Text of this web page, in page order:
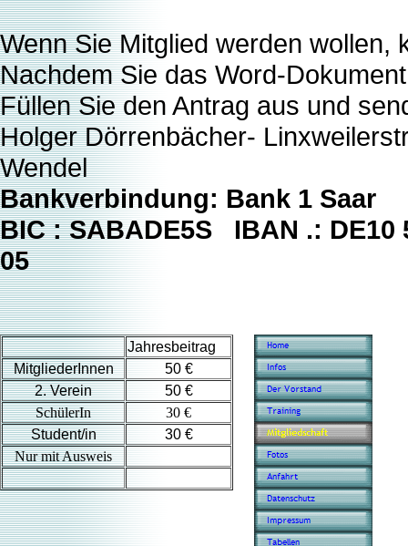
Wenn Sie Mitglied werden wollen,
Nachdem Sie das Word-
Füllen Sie den Antrag aus und
Holger Dörrenbächer-
Wendel
Bankverbindung: Bank 1 Saar
BIC : SABADE5S IBAN .: DE10
05
Jahresbeitrag
MitgliederInnen
50 €
2. Verein
50 €
SchülerIn
30 €
Student/in
30 €
Nur mit Ausweis